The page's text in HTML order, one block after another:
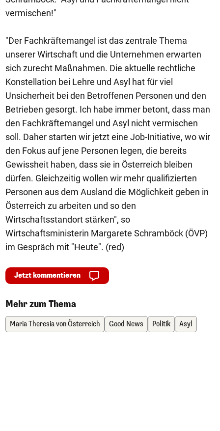
vermischen!"
"Der Fachkräftemangel ist das zentrale Thema
unserer Wirtschaft und die Unternehmen erwarten
sich zurecht Maßnahmen. Die aktuelle rechtliche
Konstellation bei Lehre und Asyl hat für viel
Unsicherheit bei den Betroffenen Personen und den
Betrieben gesorgt. Ich habe immer betont, dass man
den Fachkräftemangel und Asyl nicht vermischen
soll. Daher starten wir jetzt eine Job-Initiative, wo wir
den Fokus auf jene Personen legen, die bereits
Gewissheit haben, dass sie in Österreich bleiben
dürfen. Gleichzeitig wollen wir mehr qualifizierten
Personen aus dem Ausland die Möglichkeit geben in
Österreich zu arbeiten und so den
Wirtschaftsstandort stärken", so
Wirtschaftsministerin Margarete Schramböck (ÖVP)
im Gespräch mit "Heute". (red)
Jetzt kommentieren
Mehr zum Thema
Maria Theresia von Österreich Good News Politik Asyl